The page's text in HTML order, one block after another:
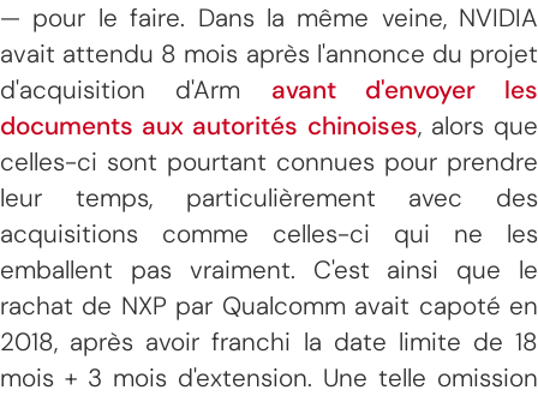
— pour le faire. Dans la même veine, NVIDIA
avait attendu 8 mois après l'annonce du projet
d'acquisition d'Arm avant d'envoyer les
documents aux autorités chinoises, alors que
celles-ci sont pourtant connues pour prendre
leur temps, particulièrement avec des
acquisitions comme celles-ci qui ne les
emballent pas vraiment. C'est ainsi que le
rachat de NXP par Qualcomm avait capoté en
2018, après avoir franchi la date limite de 18
mois + 3 mois d'extension. Une telle omission